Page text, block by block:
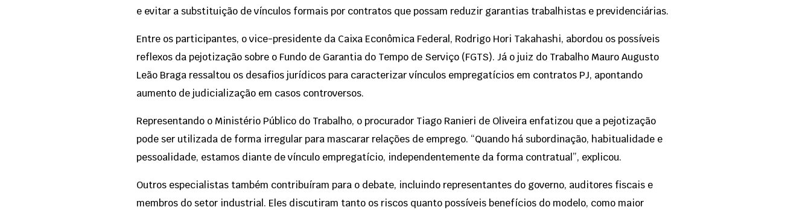
e evitar a substituição de vínculos formais por contratos que possam reduzir garantias trabalhistas e previdenciárias.
Entre os participantes, o vice-presidente da Caixa Econômica Federal, Rodrigo Hori Takahashi, abordou os possíveis
reflexos da pejotização sobre o Fundo de Garantia do Tempo de Serviço (FGTS). Já o juiz do Trabalho Mauro Augusto
Leão Braga ressaltou os desafios jurídicos para caracterizar vínculos empregatícios em contratos PJ, apontando
aumento de judicialização em casos controversos.
Representando o Ministério Público do Trabalho, o procurador Tiago Ranieri de Oliveira enfatizou que a pejotização
pode ser utilizada de forma irregular para mascarar relações de emprego. “Quando há subordinação, habitualidade e
pessoalidade, estamos diante de vínculo empregatício, independentemente da forma contratual”, explicou.
Outros especialistas também contribuíram para o debate, incluindo representantes do governo, auditores fiscais e
membros do setor industrial. Eles discutiram tanto os riscos quanto possíveis benefícios do modelo, como maior